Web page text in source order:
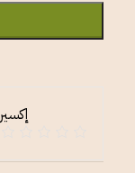
إكسير